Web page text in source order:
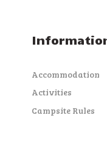
Accommodation
Activities
Campsite Rules